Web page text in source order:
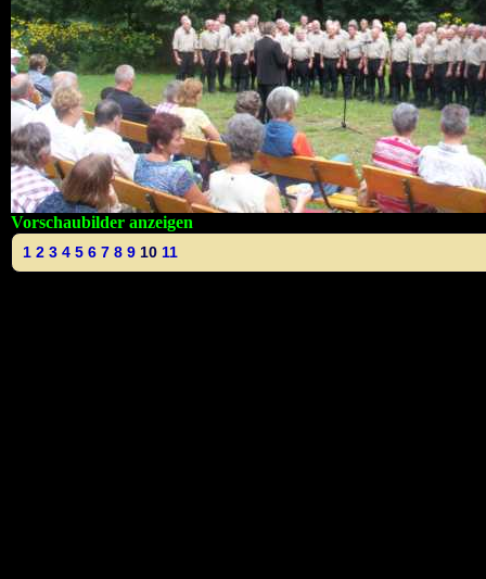
Vorschaubilder anzeigen
1 2 3 4 5 6 7 8 9 10 11